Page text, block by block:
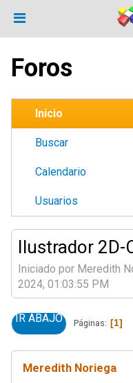
Foros
Inicio
Buscar
Calendario
Usuarios
Ilustrador
Iniciado por Meredith
2024, 01:03:55 PM
IR ABAJO Páginas 1
Meredith Noriega